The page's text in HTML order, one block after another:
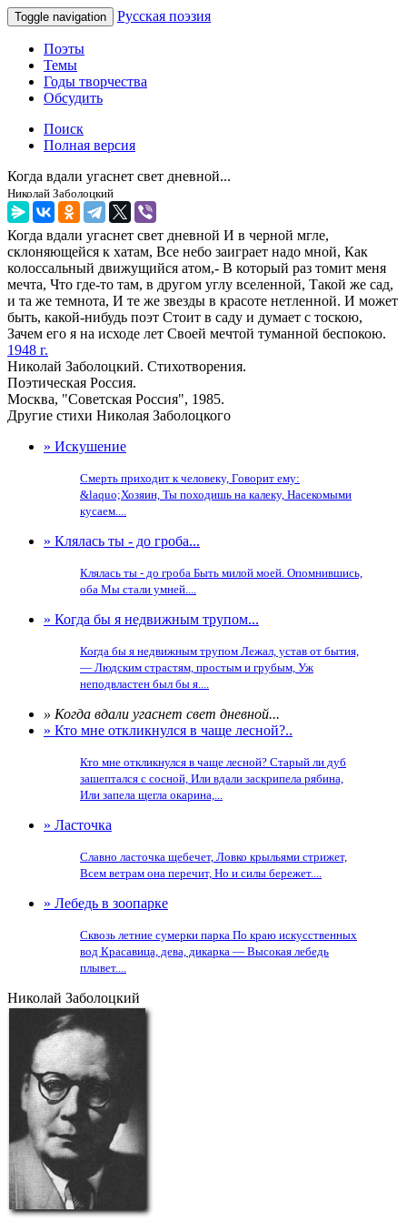
Toggle navigation Русская поэзия
Поэты
Темы
Годы творчества
Обсудить
Поиск
Полная версия
Когда вдали угаснет свет дневной...
Николай Заболоцкий
Когда вдали угаснет свет дневной И в черной мгле,
склоняющейся к хатам, Все небо заиграет надо мной, Как
колоссальный движущийся атом,- В который раз томит меня
мечта, Что где-то там, в другом углу вселенной, Такой же сад,
и та же темнота, И те же звезды в красоте нетленной. И может
быть, какой-нибудь поэт Стоит в саду и думает с тоскою,
Зачем его я на исходе лет Своей мечтой туманной беспокою.
1948 г.
Николай Заболоцкий. Стихотворения.
Поэтическая Россия.
Москва, "Советская Россия", 1985.
Другие стихи Николая Заболоцкого
» Искушение
Смерть приходит к человеку, Говорит ему:
&laquo;Хозяин, Ты походишь на калеку, Насекомыми
кусаем....
» Клялась ты - до гроба...
Клялась ты - до гроба Быть милой моей. Опомнившись,
оба Мы стали умней....
» Когда бы я недвижным трупом...
Когда бы я недвижным трупом Лежал, устав от бытия,
— Людским страстям, простым и грубым, Уж
неподвластен был бы я....
» Когда вдали угаснет свет дневной...
» Кто мне откликнулся в чаще лесной?..
Кто мне откликнулся в чаще лесной? Старый ли дуб
зашептался с сосной, Или вдали заскрипела рябина,
Или запела щегла окарина,...
» Ласточка
Славно ласточка щебечет, Ловко крыльями стрижет,
Всем ветрам она перечит, Но и силы бережет....
» Лебедь в зоопарке
Сквозь летние сумерки парка По краю искусственных
вод Красавица, дева, дикарка — Высокая лебедь
плывет....
Николай Заболоцкий